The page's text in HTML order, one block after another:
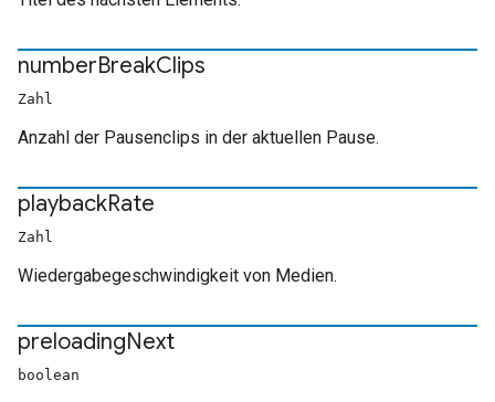
numberBreakClips
Zahl
Anzahl der Pausenclips in der aktuellen Pause.
playbackRate
Zahl
Wiedergabegeschwindigkeit von Medien.
preloadingNext
boolean